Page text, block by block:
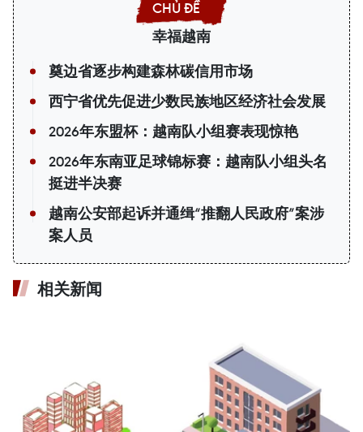
幸福越南
奠边省逐步构建森林碳信用市场
西宁省优先促进少数民族地区经济社会发展
2026年东盟杯：越南队小组赛表现惊艳
2026年东南亚足球锦标赛：越南队小组头名
挺进半决赛
越南公安部起诉并通缉“推翻人民政府”案涉
案人员
相关新闻